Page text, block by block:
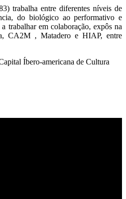
trabalha entre diferentes níveis de
do biológico ao performativo e
trabalhar em colaboração, expôs na
CA2M , Matadero e HIAP, entre
Íbero-americana de Cultura